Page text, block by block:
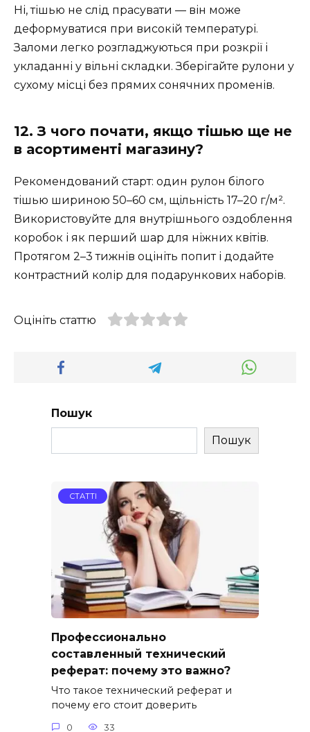
Ні, тішью не слід прасувати — він може
деформуватися при високій температурі.
Заломи легко розгладжуються при розкрії і
укладанні у вільні складки. Зберігайте рулони у
сухому місці без прямих сонячних променів.
12. З чого почати, якщо тішью ще не
в асортименті магазину?
Рекомендований старт: один рулон білого
тішью шириною 50–60 см, щільність 17–20 г/м².
Використовуйте для внутрішнього оздоблення
коробок і як перший шар для ніжних квітів.
Протягом 2–3 тижнів оцініть попит і додайте
контрастний колір для подарункових наборів.
Оцініть статтю
Пошук
Пошук
СТАТТІ
Профессионально
составленный технический
реферат: почему это важно?
Что такое технический реферат и
почему его стоит доверить
0 33